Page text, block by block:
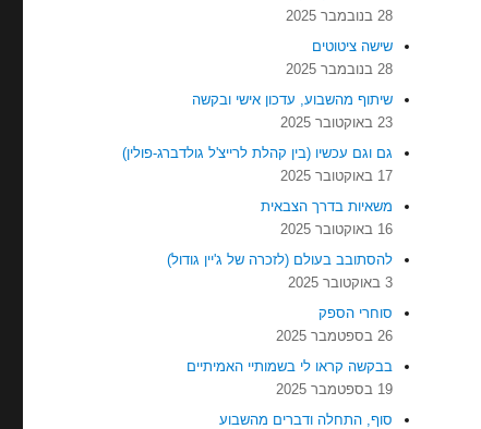
28 בנובמבר 2025
שישה ציטוטים
28 בנובמבר 2025
שיתוף מהשבוע, עדכון אישי ובקשה
23 באוקטובר 2025
גם וגם עכשיו (בין קהלת לרייצ'ל גולדברג-פולין)
17 באוקטובר 2025
משאיות בדרך הצבאית
16 באוקטובר 2025
להסתובב בעולם (לזכרה של ג'יין גודול)
3 באוקטובר 2025
סוחרי הספק
26 בספטמבר 2025
בבקשה קראו לי בשמותיי האמיתיים
19 בספטמבר 2025
סוף, התחלה ודברים מהשבוע